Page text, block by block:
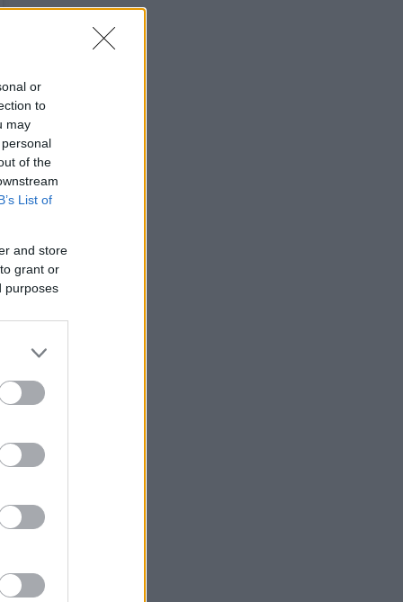
or
to
may
of the
List of
and store
grant or
purposes